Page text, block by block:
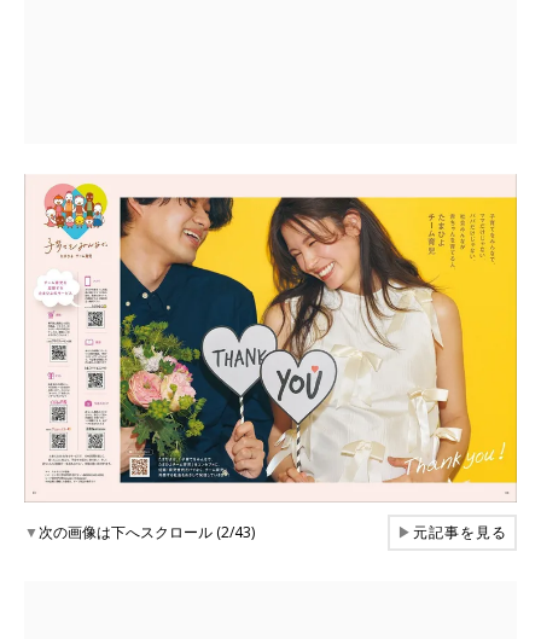
▼次の画像は下へスクロール (2/43) ▶元記事を見る